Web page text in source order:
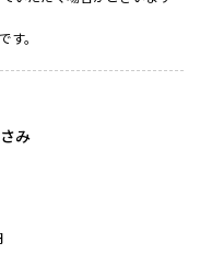
。
み